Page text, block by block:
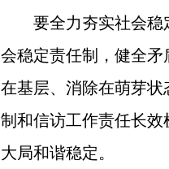
要全力夯实社会稳
会稳定责任制，健全矛
在基层、消除在萌芽
制和信访工作责任长
大局和谐稳定。